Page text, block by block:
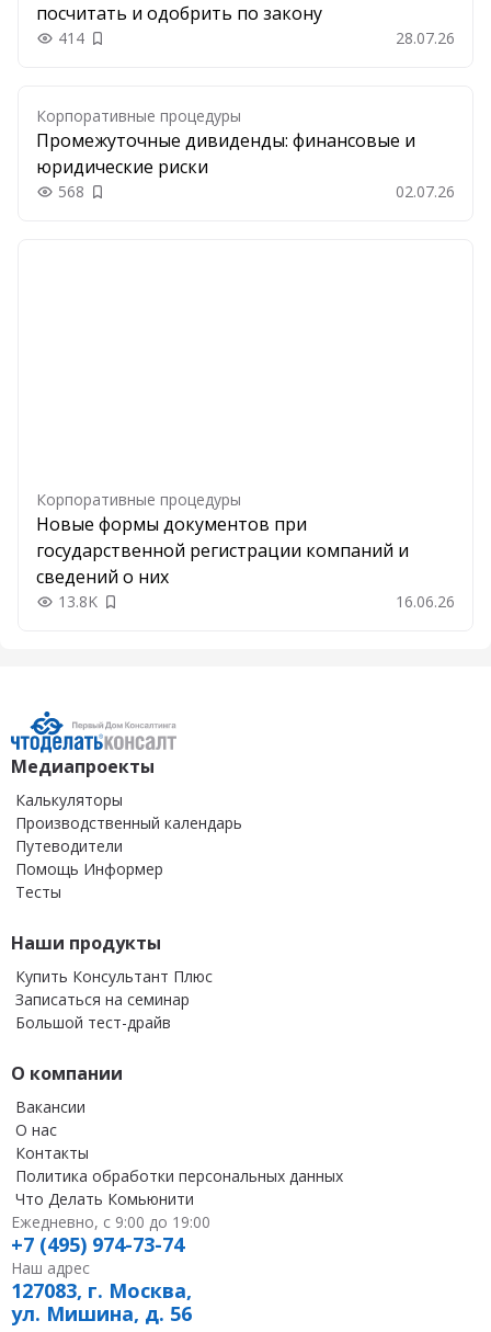
посчитать и одобрить по закону
414 Добавить в закладки 28.07.26
Корпоративные процедуры
Промежуточные дивиденды: финансовые и
юридические риски
568 Добавить в закладки 02.07.26
Корпоративные процедуры
Новые формы документов при
государственной регистрации компаний и
сведений о них
13.8K Добавить в закладки 16.06.26
Медиапроекты
Калькуляторы
Производственный календарь
Путеводители
Помощь Информер
Тесты
Наши продукты
Купить Консультант Плюс
Записаться на семинар
Большой тест-драйв
О компании
Вакансии
О нас
Контакты
Политика обработки персональных данных
Что Делать Комьюнити
Ежедневно, с 9:00 до 19:00
+7 (495) 974-73-74
Наш адрес
127083, г. Москва,
ул. Мишина, д. 56